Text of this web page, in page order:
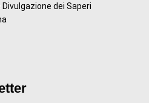
dei Saperi